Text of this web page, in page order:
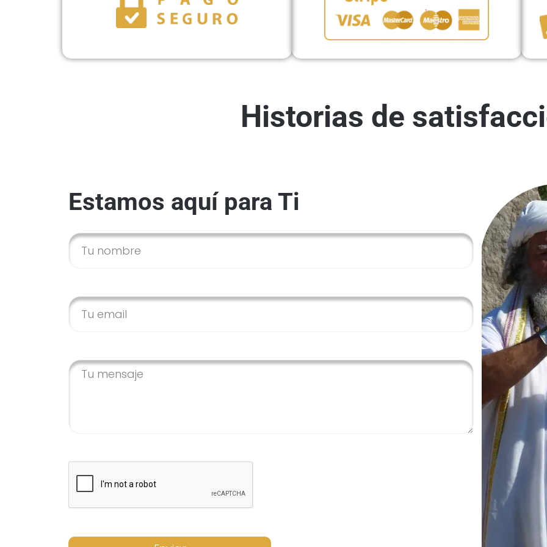
Historias de
Estamos aquí para Ti